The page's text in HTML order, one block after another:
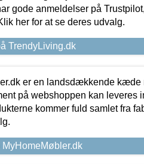
gode anmeldelser på
her for at se deres udvalg.
TrendyLiving.dk
er en landsdækkende kæde
på webshoppen kan leveres
kommer fuld samlet fra